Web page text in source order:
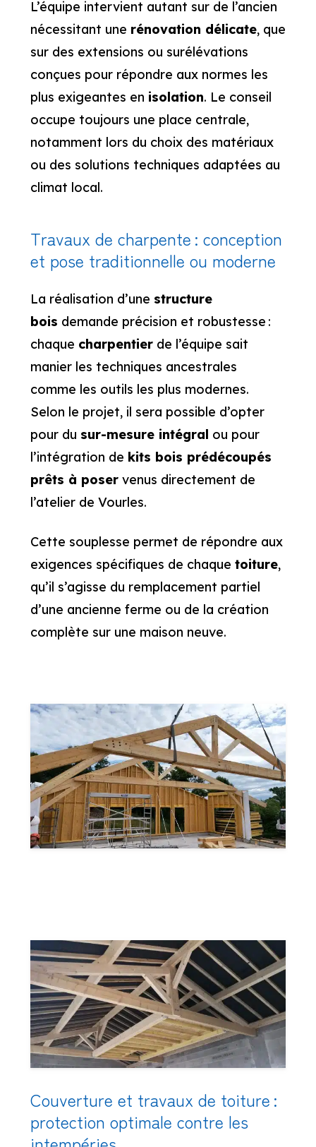
L’équipe intervient autant sur de l’ancien
nécessitant une rénovation délicate, que
sur des extensions ou surélévations
conçues pour répondre aux normes les
plus exigeantes en isolation. Le conseil
occupe toujours une place centrale,
notamment lors du choix des matériaux
ou des solutions techniques adaptées au
climat local.
Travaux de charpente : conception
et pose traditionnelle ou moderne
La réalisation d’une structure
bois demande précision et robustesse :
chaque charpentierde l’équipe sait
manier les techniques ancestrales
comme les outils les plus modernes.
Selon le projet, il sera possible d’opter
pour du sur-mesure intégral ou pour
l’intégration de kits bois prédécoupés
prêts à poservenus directement de
l’atelier de Vourles.
Cette souplesse permet de répondre aux
exigences spécifiques de chaque toiture,
qu’il s’agisse du remplacement partiel
d’une ancienne ferme ou de la création
complète sur une maison neuve.
Couverture et travaux de toiture :
protection optimale contre les